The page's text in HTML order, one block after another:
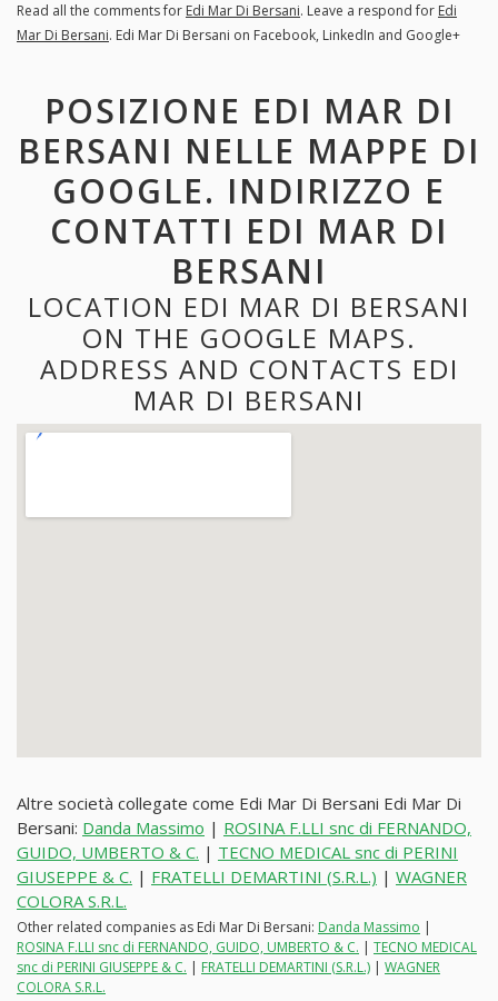
Read all the comments for Edi Mar Di Bersani. Leave a respond for Edi
Mar Di Bersani. Edi Mar Di Bersani on Facebook, LinkedIn and Google+
POSIZIONE EDI MAR DI
BERSANI NELLE MAPPE DI
GOOGLE. INDIRIZZO E
CONTATTI EDI MAR DI
BERSANI
LOCATION EDI MAR DI BERSANI
ON THE GOOGLE MAPS.
ADDRESS AND CONTACTS EDI
MAR DI BERSANI
Altre società collegate come Edi Mar Di Bersani Edi Mar Di
Bersani: Danda Massimo | ROSINA F.LLI snc di FERNANDO,
GUIDO, UMBERTO & C. | TECNO MEDICAL snc di PERINI
GIUSEPPE & C. | FRATELLI DEMARTINI (S.R.L.) | WAGNER
COLORA S.R.L.
Other related companies as Edi Mar Di Bersani: Danda Massimo |
ROSINA F.LLI snc di FERNANDO, GUIDO, UMBERTO & C. | TECNO MEDICAL
snc di PERINI GIUSEPPE & C. | FRATELLI DEMARTINI (S.R.L.) | WAGNER
COLORA S.R.L.